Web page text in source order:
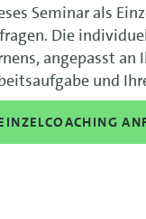
Seminar als
Die
angepasst an
und